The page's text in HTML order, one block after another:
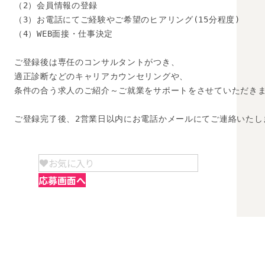
（2）会員情報の登録
（3）お電話にてご経験やご希望のヒアリング(15分程度)
（4）WEB面接・仕事決定
ご登録後は専任のコンサルタントがつき、
適正診断などのキャリアカウンセリングや、
条件の合う求人のご紹介～ご就業をサポートをさせていただき
ご登録完了後、2営業日以内にお電話かメールにてご連絡いたし
お気に入り
応募画面へ